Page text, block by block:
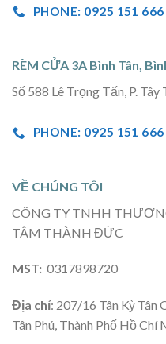
PHONE: 0925 151 666
RÈM CỬA 3A Bình Tân,
Số 588 Lê Trọng Tấn, P. Tây
PHONE: 0925 151 666
VỀ CHÚNG TÔI
CÔNG TY TNHH
TÂM THÀNH ĐỨC
MST: 0317898720
Địa chỉ: 207/16 Tân Kỳ Tân
Tân Phú, Thành Phố Hồ Chí